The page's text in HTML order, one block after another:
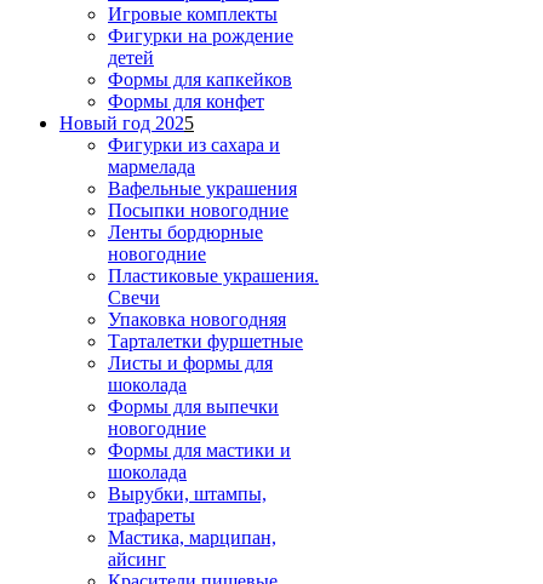
Игровые комплекты
Фигурки на рождение
детей
Формы для капкейков
Формы для конфет
Новый год 2025
Фигурки из сахара и
мармелада
Вафельные украшения
Посыпки новогодние
Ленты бордюрные
новогодние
Пластиковые украшения.
Свечи
Упаковка новогодняя
Тарталетки фуршетные
Листы и формы для
шоколада
Формы для выпечки
новогодние
Формы для мастики и
шоколада
Вырубки, штампы,
трафареты
Мастика, марципан,
айсинг